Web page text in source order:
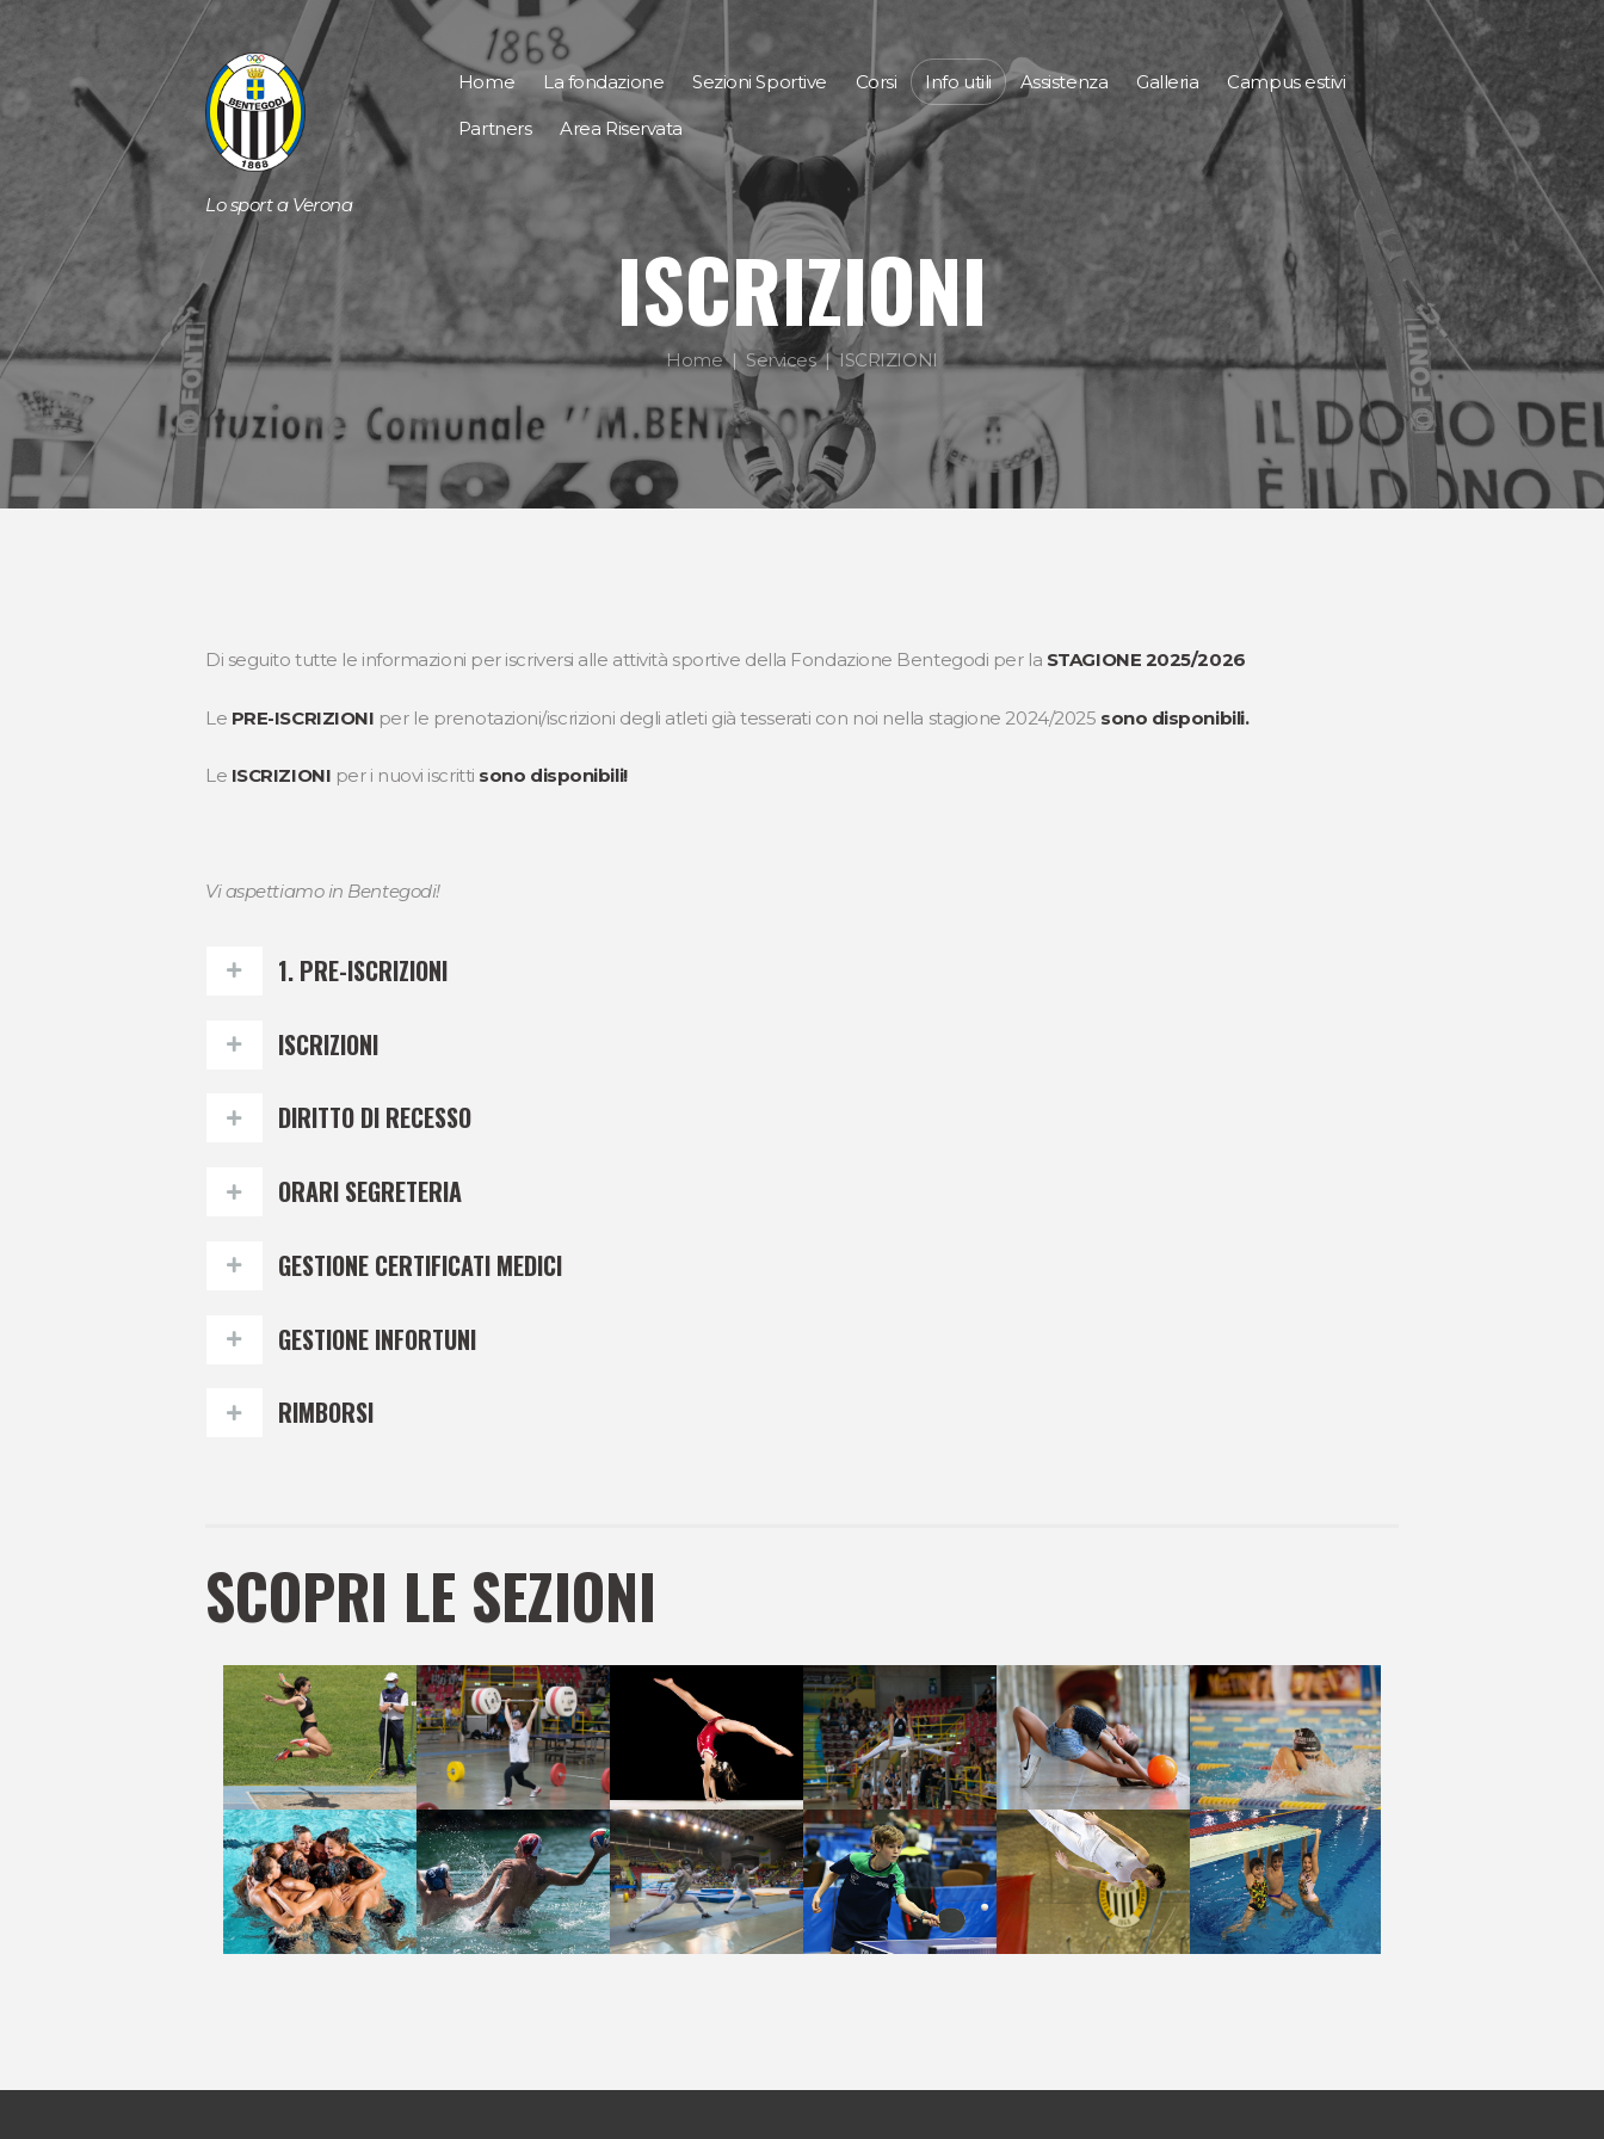
Lo sport a Verona
Home La fondazione Sezioni Sportive Corsi Info utili Assistenza Galleria Campus estivi
Partners Area Riservata
ISCRIZIONI
Home Services ISCRIZIONI
Di seguito tutte le informazioni per iscriversi alle attività sportive della Fondazione Bentegodi per la STAGIONE 2025/2026
Le PRE-ISCRIZIONI per le prenotazioni/iscrizioni degli atleti già tesserati con noi nella stagione 2024/2025 sono disponibili.
Le ISCRIZIONI per i nuovi iscritti sono disponibili!
Vi aspettiamo in Bentegodi!
1. PRE-ISCRIZIONI
ISCRIZIONI
DIRITTO DI RECESSO
ORARI SEGRETERIA
GESTIONE CERTIFICATI MEDICI
GESTIONE INFORTUNI
RIMBORSI
SCOPRI LE SEZIONI